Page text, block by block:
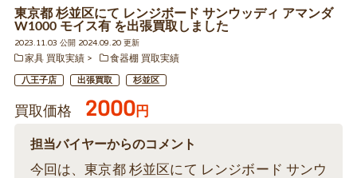
東京都 杉並区にて レンジボード サンウッディ アマンダ
W1000 モイス有 を出張買取しました
2023.11.03 公開 2024.09.20 更新
家具 買取実績
食器棚 買取実績
八王子店 出張買取 杉並区
買取価格 2000円
担当バイヤーからのコメント
今回は、東京都 杉並区にて レンジボード サンウ